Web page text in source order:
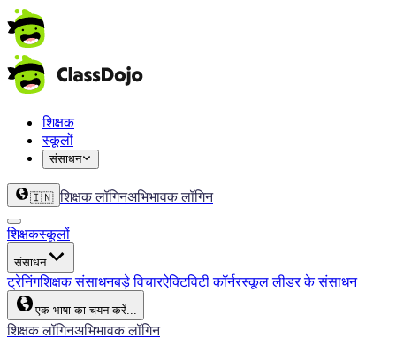
शिक्षक
स्कूलों
संसाधन
🇮🇳 शिक्षक लॉगिनअभिभावक लॉगिन
शिक्षकस्कूलों
संसाधन
ट्रेनिंगशिक्षक संसाधनबड़े विचारऐक्टिविटी कॉर्नरस्कूल लीडर के संसाधन
एक भाषा का चयन करें...
शिक्षक लॉगिनअभिभावक लॉगिन